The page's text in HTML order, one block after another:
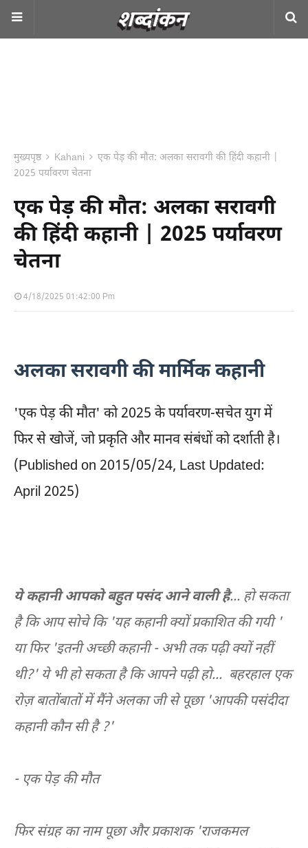
मुख्यपृष्ठ Kahani
एक पेड़ की मौत: अलका सरावगी की हिंदी कहानी |
2025 पर्यावरण चेतना
एक पेड़ की मौत: अलका सरावगी
की हिंदी कहानी | 2025 पर्यावरण
चेतना
4/18/2025 01:42:00 Pm
अलका सरावगी की मार्मिक कहानी
'एक पेड़ की मौत' को 2025 के पर्यावरण-सचेत युग में
फिर से खोजें, जो प्रकृति और मानव संबंधों को दर्शाती है।
(Published on 2015/05/24, Last Updated:
April 2025)
ये कहानी आपको बहुत पसंद आने वाली है... हो सकता
है कि आप सोचे कि 'यह कहानी क्यों प्रकाशित की गयी '
या फिर 'इतनी अच्छी कहानी - अभी तक पढ़ी क्यों नहीं
थी?' ये भी हो सकता है कि आपने पढ़ी हो... बहरहाल एक
रोज़ बातोंबातों में मैंने अलका जी से पूछा 'आपकी पसंदीदा
कहानी कौन सी है ?'
- एक पेड़ की मौत
फिर संग्रह का नाम पूछा और प्रकाशक 'राजकमल